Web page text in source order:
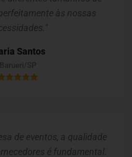
às nossas
Santos
de eventos, a qualidade
é fundamental.